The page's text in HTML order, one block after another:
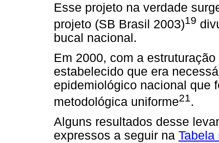
Esse projeto na verdade
projeto (SB Brasil 2003)19
bucal nacional.
Em 2000, com a
estabelecido que era
epidemiológico nacional que
metodológica uniforme21.
Alguns resultados desse
expressos a seguir na Tabela